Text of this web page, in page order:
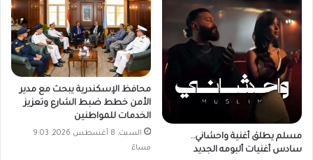
مسلم يطلق أغنية واحشاني..
سادس أغنيات ألبومه الجديد
محافظ الإسكندرية يبحث مع مدير
الأمن خطط ضبط الشارع وتعزيز
الخدمات للمواطنين
السبت, 8 أغسطس 2026, 9:03
مساءً